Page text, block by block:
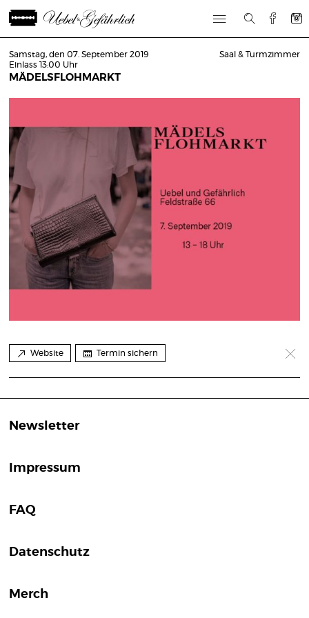
Samstag, den 07. September 2019
Einlass 13:00 Uhr
MÄDELSFLOHMARKT
Saal & Turmzimmer
Website Termin sichern
Newsletter
Impressum
FAQ
Datenschutz
Merch